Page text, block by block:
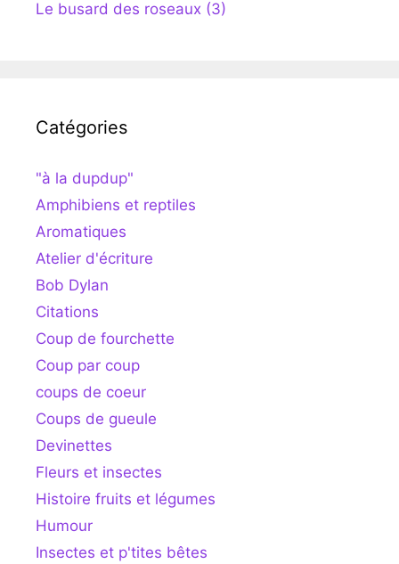
Le busard des roseaux (3)
Catégories
"à la dupdup"
Amphibiens et reptiles
Aromatiques
Atelier d'écriture
Bob Dylan
Citations
Coup de fourchette
Coup par coup
coups de coeur
Coups de gueule
Devinettes
Fleurs et insectes
Histoire fruits et légumes
Humour
Insectes et p'tites bêtes